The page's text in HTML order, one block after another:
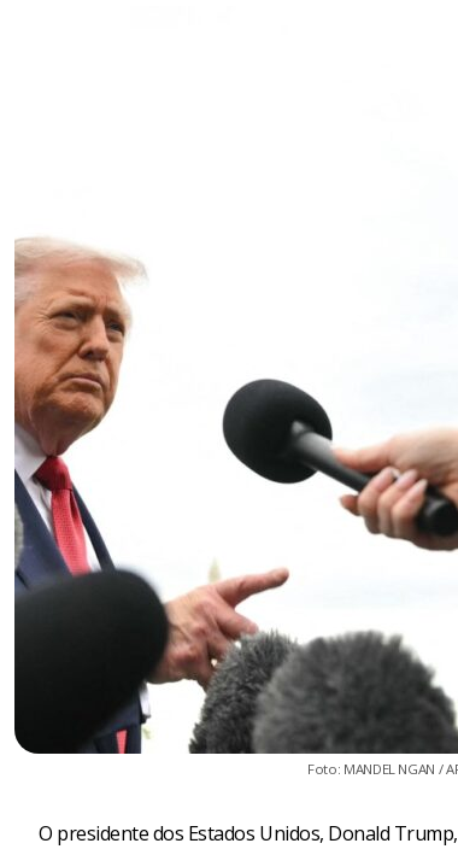
Foto: MANDEL NGAN /
O presidente dos Estados Unidos, Donald